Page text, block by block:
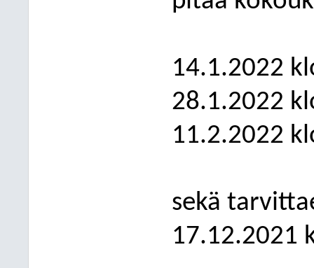
14.1.2022
28.1.2022
11.2.2022
sekä
17.12.2021